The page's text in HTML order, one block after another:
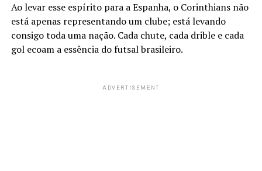
Ao levar esse espírito para a Espanha, o Corinthians não
está apenas representando um clube; está levando
consigo toda uma nação. Cada chute, cada drible e cada
gol ecoam a essência do futsal brasileiro.
ADVERTISEMENT